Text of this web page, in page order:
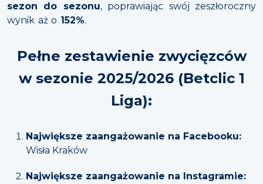
sezon do sezonu, poprawiając swój zeszłoroczny
wynik aż o 152%.
Pełne zestawienie zwycięzców
w sezonie 2025/2026 (Betclic 1
Liga):
Największe zaangażowanie na Facebooku:
Wisła Kraków
Największe zaangażowanie na Instagramie: